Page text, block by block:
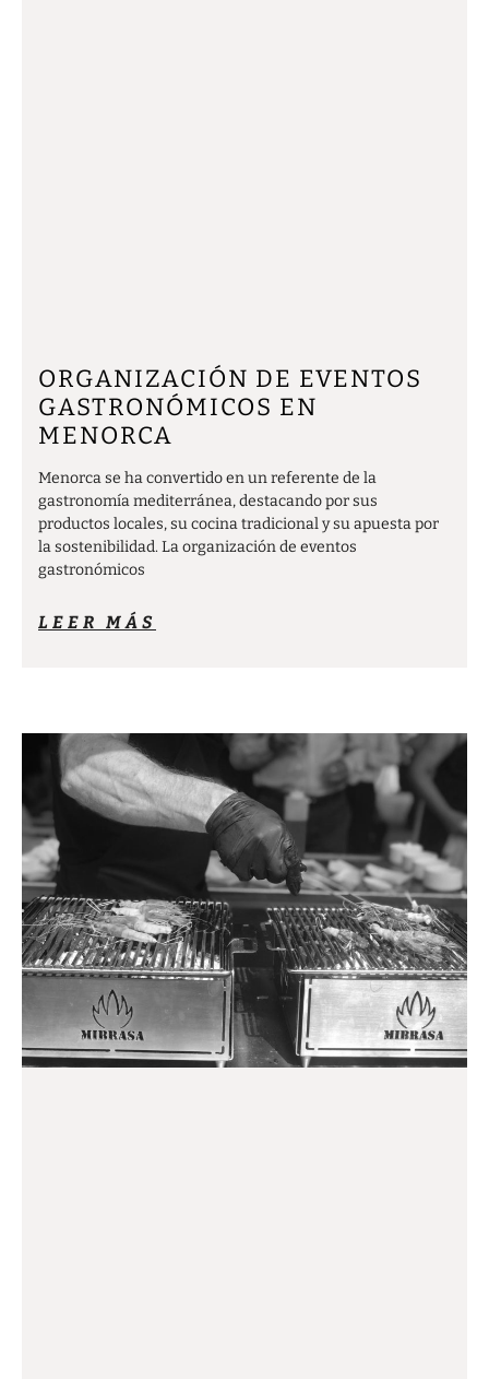
ORGANIZACIÓN DE EVENTOS
GASTRONÓMICOS EN
MENORCA
Menorca se ha convertido en un referente de la
gastronomía mediterránea, destacando por sus
productos locales, su cocina tradicional y su apuesta por
la sostenibilidad. La organización de eventos
gastronómicos
LEER MÁS